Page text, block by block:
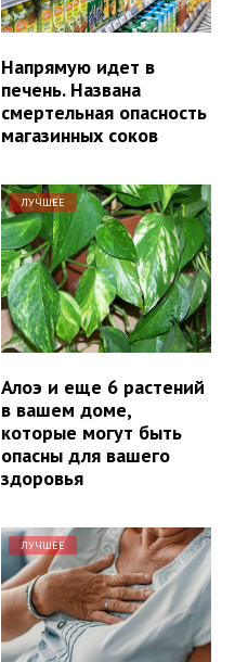
Напрямую идет в
печень. Названа
смертельная опасность
магазинных соков
ЛУЧШЕЕ
Алоэ и еще 6 растений
в вашем доме,
которые могут быть
опасны для вашего
здоровья
ЛУЧШЕЕ